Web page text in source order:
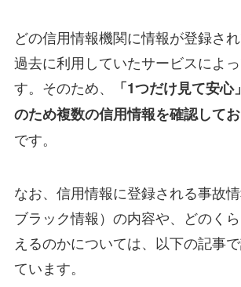
どの信用情報機関に情報が登録され
過去に利用していたサービスによ
す。そのため、
「1つだけ見て安
のため複数の信用情報を確認して
です。
なお、信用情報に登録される事故
ブラック情報）の内容や、どのく
えるのかについては、以下の記事
ています。